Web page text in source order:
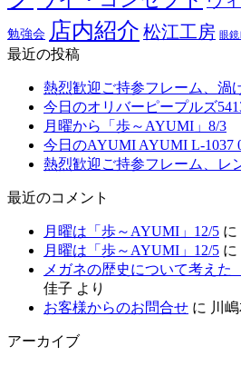
勉強会 店内紹介 松江工房 眼
最近の投稿
熱烈歓迎ご持参フレーム、渦
今日のオリバーピープルズ
月曜から「歩～AYUMI」8/3
今日のAYUMI AYUMI L-1037
熱烈歓迎ご持参フレーム、レ
最近のコメント
月曜は「歩～AYUMI」12/5 に
月曜は「歩～AYUMI」12/5 に
メガネの歴史について考え
佳子 より
お客様からのお問合せ に 川
アーカイブ